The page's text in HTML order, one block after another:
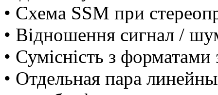
• Cхема SSM при
• Відношення сигнал /
• Сумісність з
• Отдельная пара